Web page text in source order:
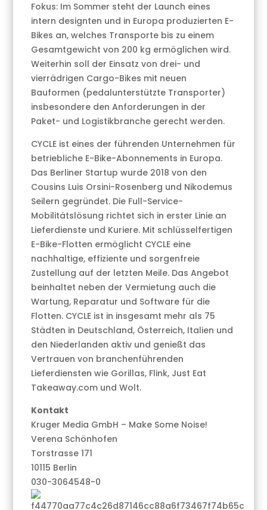
Fokus: Im Sommer steht der Launch eines
intern designten und in Europa produzierten E-
Bikes an, welches Transporte bis zu einem
Gesamtgewicht von 200 kg ermöglichen wird.
Weiterhin soll der Einsatz von drei- und
vierrädrigen Cargo-Bikes mit neuen
Bauformen (pedalunterstützte Transporter)
insbesondere den Anforderungen in der
Paket- und Logistikbranche gerecht werden.
CYCLE ist eines der führenden Unternehmen für
betriebliche E-Bike-Abonnements in Europa.
Das Berliner Startup wurde 2018 von den
Cousins Luis Orsini-Rosenberg und Nikodemus
Seilern gegründet. Die Full-Service-
Mobilitätslösung richtet sich in erster Linie an
Lieferdienste und Kuriere. Mit schlüsselfertigen
E-Bike-Flotten ermöglicht CYCLE eine
nachhaltige, effiziente und sorgenfreie
Zustellung auf der letzten Meile. Das Angebot
beinhaltet neben der Vermietung auch die
Wartung, Reparatur und Software für die
Flotten. CYCLE ist in insgesamt mehr als 75
Städten in Deutschland, Österreich, Italien und
den Niederlanden aktiv und genießt das
Vertrauen von branchenführenden
Lieferdiensten wie Gorillas, Flink, Just Eat
Takeaway.com und Wolt.
Kontakt
Kruger Media GmbH – Make Some Noise!
Verena Schönhofen
Torstrasse 171
10115 Berlin
030-3064548-0